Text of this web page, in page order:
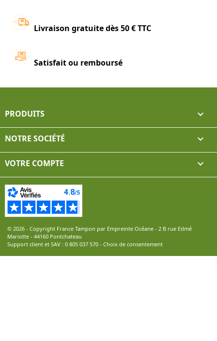
Livraison gratuite dès 50 € TTC
Satisfait ou remboursé
PRODUITS 
NOTRE SOCIÉTÉ 
VOTRE COMPTE 
© 2026 - Copyright France Tampon par Empreinte Océane - 2 B rue Edmé
Mariotte - 44160 Pontchateau
Support client et SAV : 0 805 037 570 - Choix de consentement